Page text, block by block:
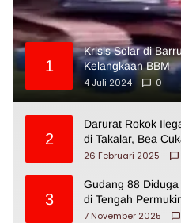
1
Krisis Solar di
Kelangkaan BBM
4 Juli 2024
0
2
Darurat Rokok
di Takalar, Bea
26 Februari 2025
3
Gudang 88
di Tengah
7 November 2025